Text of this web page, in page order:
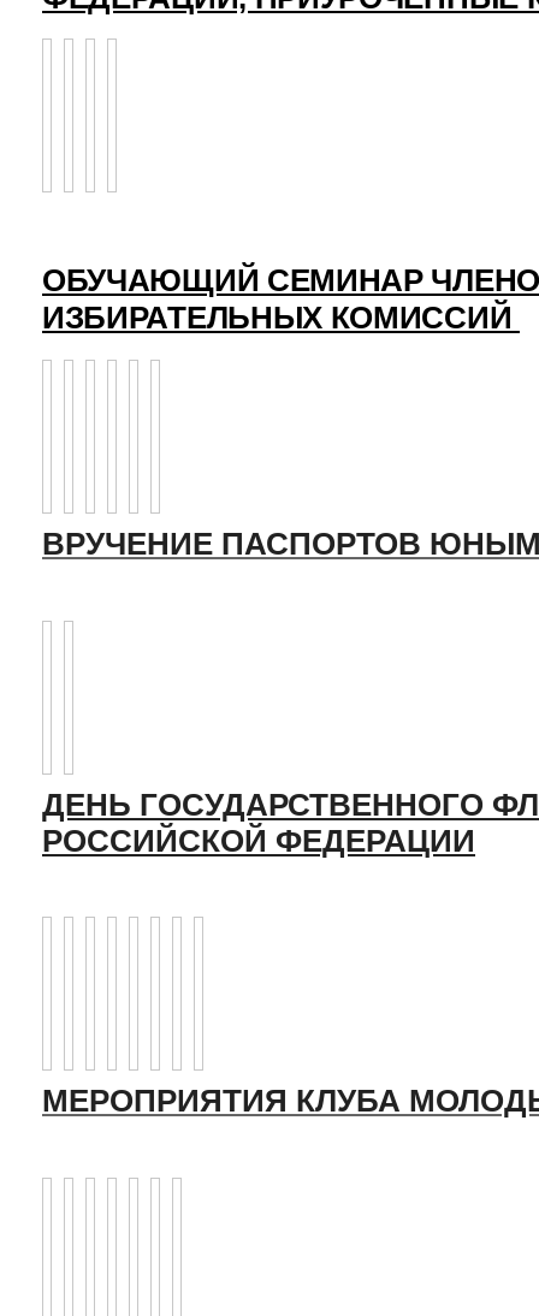
ОБУЧАЮЩИЙ СЕМИНАР
ИЗБИРАТЕЛЬНЫХ КОМИССИЙ
ВРУЧЕНИЕ ПАСПОРТОВ
ДЕНЬ ГОСУДАРСТВЕННОГО
РОССИЙСКОЙ ФЕДЕРАЦИИ
МЕРОПРИЯТИЯ КЛУБА